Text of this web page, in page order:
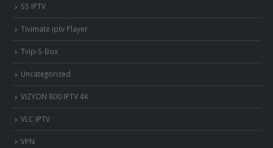
SS IPTV
Tivimate iptv Player
Tvip-S-Box
Uncategorized
VIZYON 800 IPTV 4K
VLC IPTV
VPN